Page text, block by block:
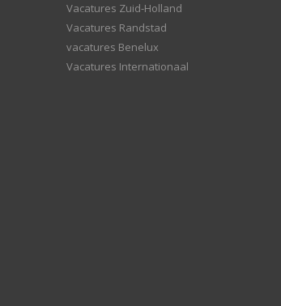
Vacatures Zuid-Holland
Vacatures Randstad
vacatures Benelux
Vacatures Internationaal